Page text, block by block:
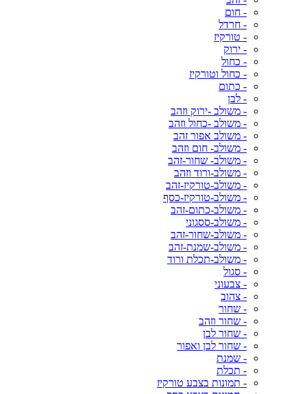
- חום
- חרדל
- טורקיז
- ירוק
- כחול
- כחול וטורקיז
- כתום
- לבן
- משולב -ירוק וזהב
- משולב -כחול וזהב
- משולב אפור זהב
- משולב- חום וזהב
- משולב- שחור-זהב
- משולב-ורוד וזהב
- משולב-טורקיז-זהב
- משולב-טורקיז-כסף
- משולב-כתום-זהב
- משולב-ססגוני
- משולב-שחור-זהב
- משולב-שמנת-זהב
- משולב-תכלת ורוד
- סגול
- צבעוני
- צהוב
- שחור
- שחור וזהב
- שחור לבן
- שחור לבן ואפור
- שמנת
- תכלת
- תמונות בצבע טורקיז